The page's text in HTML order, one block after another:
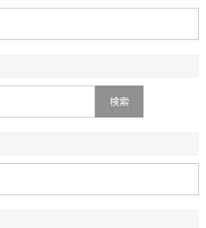
検索